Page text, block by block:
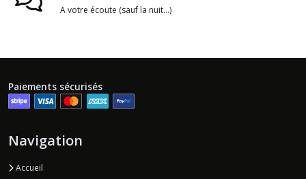
A votre écoute (sauf la nuit...)
Paiements sécurisés
Navigation
Accueil